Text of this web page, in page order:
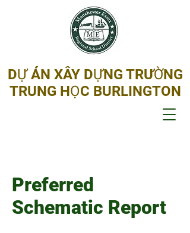
DỰ ÁN XÂY DỰNG TRƯỜNG
TRUNG HỌC BURLINGTON
Preferred
Schematic Report